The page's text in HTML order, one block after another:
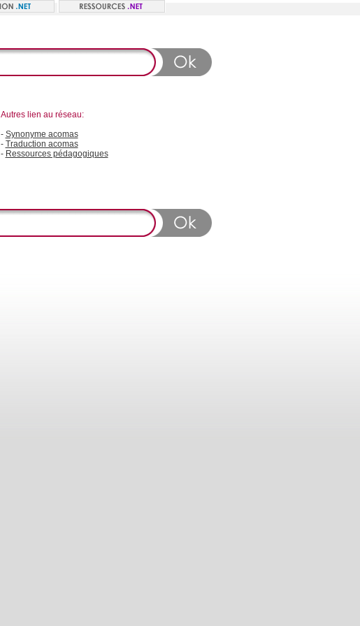
Autres lien au réseau:
- Synonyme acomas
- Traduction acomas
- Ressources pédagogiques